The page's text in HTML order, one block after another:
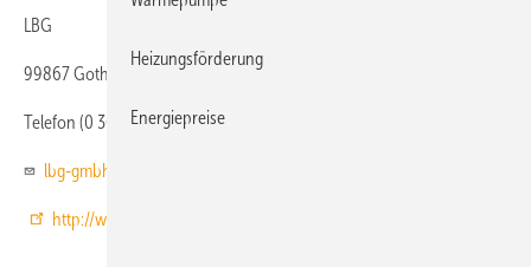
LBG
99867 Gotha
Telefon (0 36 21) 51 44 50
lbg-gmbh@lbg-gmbh.de
http://www.lbg-gmbh.de
Heizungsförderung
Energiepreise